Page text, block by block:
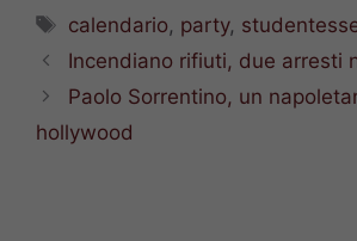
Tag
calendario, party,
Incendiano rifiuti, due arresti
Paolo Sorrentino, un
hollywood